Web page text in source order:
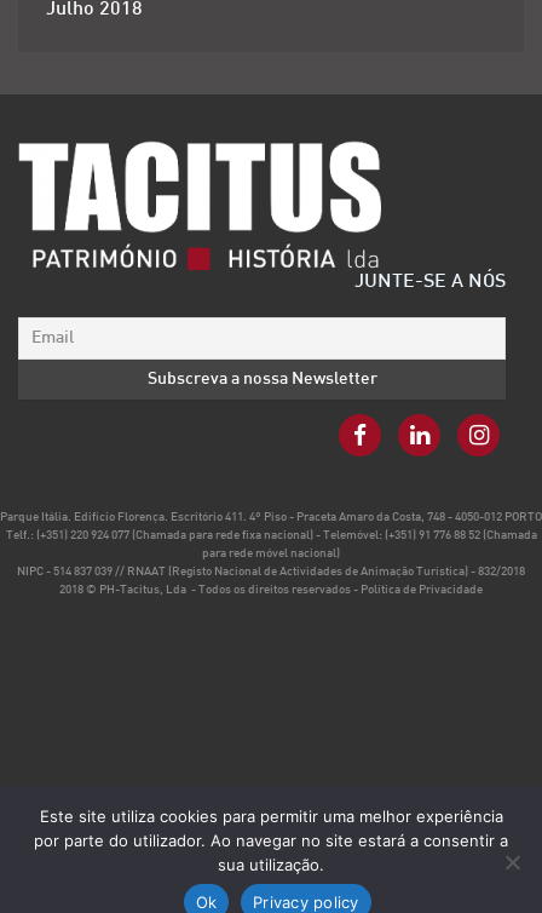
Julho 2018
JUNTE-SE A NÓS
Parque Itália. Edifício Florença. Escritório 411. 4º Piso - Praceta Amaro da Costa, 748 - 4050-012 PORTO
Telf.:
(+351) 220 924 077 (Chamada para rede fixa nacional) - Telemóvel:
(+351) 91 776 88 52 (Chamada
para rede móvel nacional)
NIPC - 514 837 039 // RNAAT (Registo Nacional de Actividades de Animação Turística) - 832/2018
2018 © PH-Tacitus, Lda - Todos os direitos reservados - Política de Privacidade
Este site utiliza cookies para permitir uma melhor experiência
por parte do utilizador. Ao navegar no site estará a consentir a
sua utilização.
Ok
Privacy policy